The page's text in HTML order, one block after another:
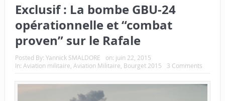
Exclusif : La bombe GBU-24
opérationnelle et “combat
proven” sur le Rafale
Posted By: Yannick SMALDORE on: juin 22, 2015
In: Aviation militaire Aviation Militaire Bourget 2015 3 Comments